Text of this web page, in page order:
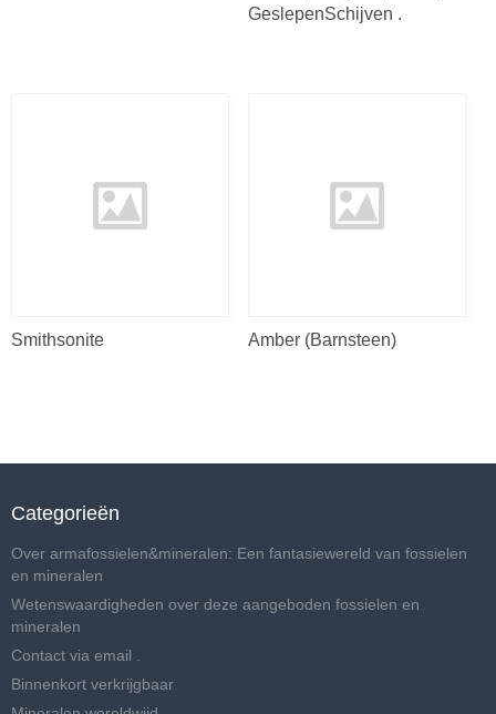
GeslepenSchijven .
Smithsonite Amber (Barnsteen)
Categorieën
Over armafossielen&mineralen: Een fantasiewereld van fossielen
en mineralen
Wetenswaardigheden over deze aangeboden fossielen en
mineralen
Contact via email .
Binnenkort verkrijgbaar